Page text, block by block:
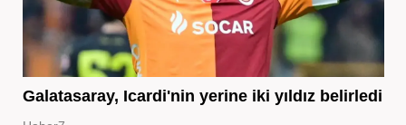
Galatasaray, Icardi'nin yerine iki yıldız belirledi